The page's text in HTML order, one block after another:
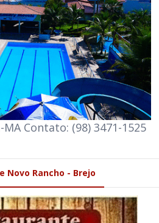
Contato: (98) 3471-1525
Novo Rancho - Brejo